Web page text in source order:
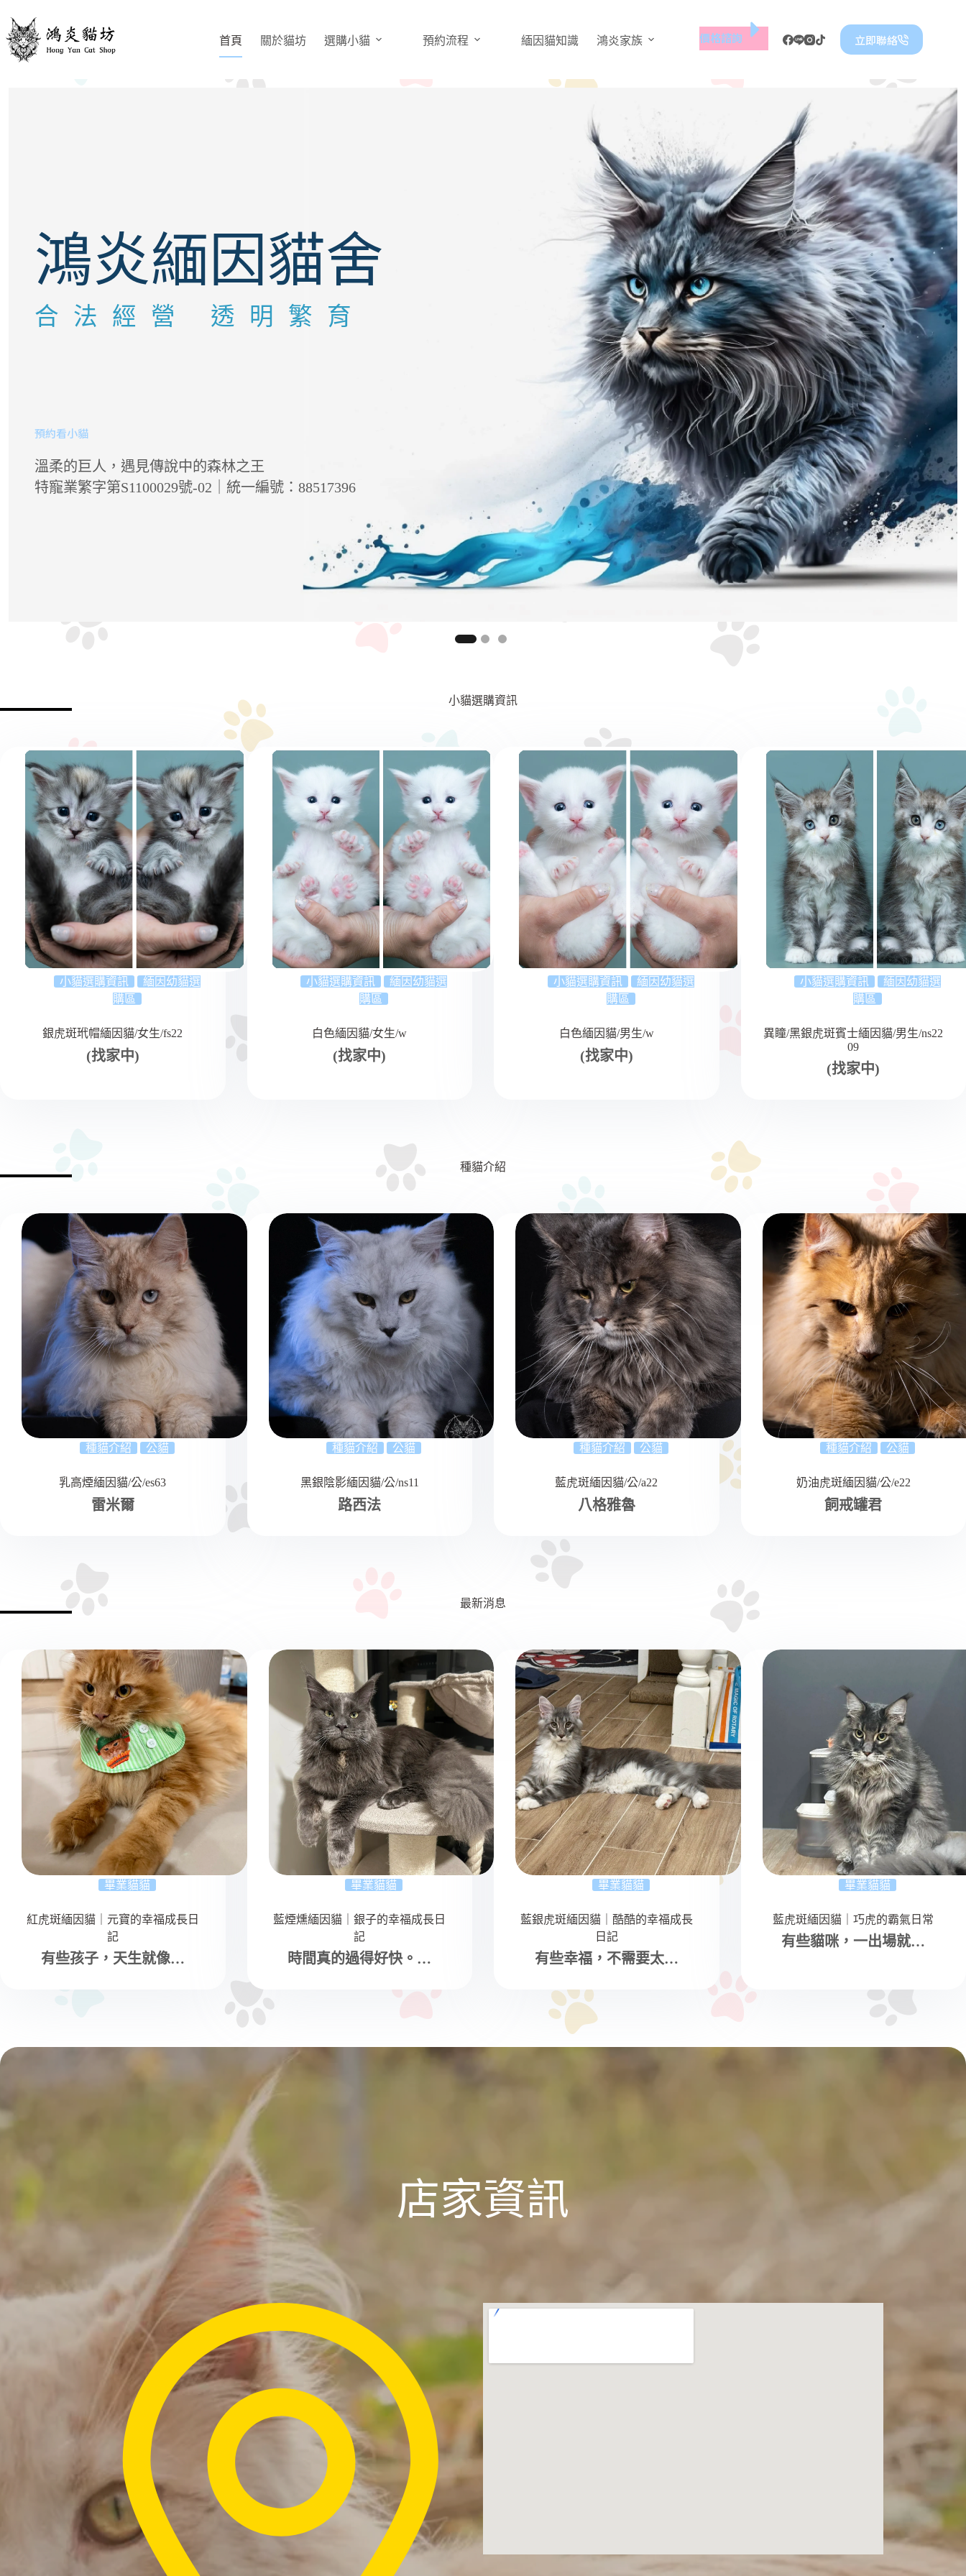
主
首頁 關於貓坊 選購小貓 預約流程 緬因貓知識 鴻炎家族 價格諮詢 立即聯絡
淬鍊極致，唯有緬因
鴻炎專業繁育，只為延續那份不凡的優雅
從耳尖簇毛到壯麗尾羽，每一處細節都是生命的藝術品
預約看小貓
小貓選購資訊
小貓選購資訊
緬因幼貓選
購區
銀虎斑玳帽緬因貓/女生/fs22
(找家中)
小貓選購資訊
緬因幼貓選
購區
白色緬因貓/女生/w
(找家中)
小貓選購資訊
緬因幼貓選
購區
白色緬因貓/男生/w
(找家中)
小貓選購資訊
緬因幼貓選
購區
異瞳/黑銀虎斑賓士緬因貓/男生/ns22
09
(找家中)
種貓介紹
種貓介紹 公貓
乳高煙緬因貓/公/es63
雷米爾
種貓介紹 公貓
黑銀陰影緬因貓/公/ns11
路西法
種貓介紹 公貓
藍虎斑緬因貓/公/a22
八格雅魯
種貓介紹 公貓
奶油虎斑緬因貓/公/e22
飼戒罐君
最新消息
畢業貓貓
紅虎斑緬因貓｜元寶的幸福成長日
記
有些孩子，天生就像…
畢業貓貓
藍煙燻緬因貓｜銀子的幸福成長日
記
時間真的過得好快。…
畢業貓貓
藍銀虎斑緬因貓｜酷酷的幸福成長
日記
有些幸福，不需要太…
畢業貓貓
藍虎斑緬因貓｜巧虎的霸氣日常
有些貓咪，一出場就…
店家資訊